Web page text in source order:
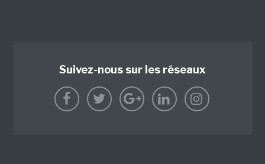
Suivez-nous sur les réseaux